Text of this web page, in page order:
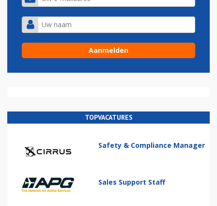
TOPVACATURES
Safety & Compliance Manager
Sales Support Staff